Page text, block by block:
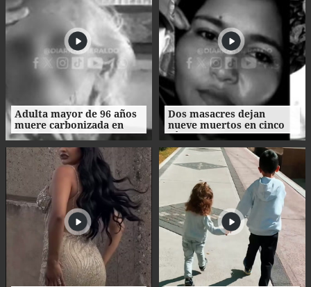
Adulta mayor de 96 años
muere carbonizada en
incendio en San Manuel,
Cortés
Dos masacres dejan
nueve muertos en cinco
días en el norte de
Honduras